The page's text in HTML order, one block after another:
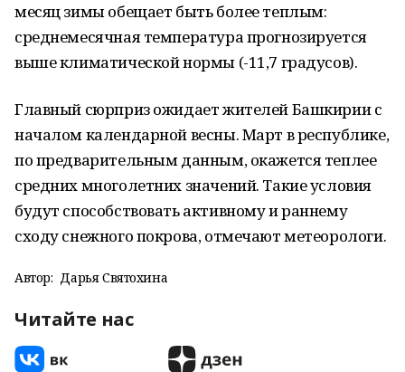
месяц зимы обещает быть более теплым:
среднемесячная температура прогнозируется
выше климатической нормы (-11,7 градусов).
Главный сюрприз ожидает жителей Башкирии с
началом календарной весны. Март в республике,
по предварительным данным, окажется теплее
средних многолетних значений. Такие условия
будут способствовать активному и раннему
сходу снежного покрова, отмечают метеорологи.
Автор: Дарья Святохина
Читайте нас